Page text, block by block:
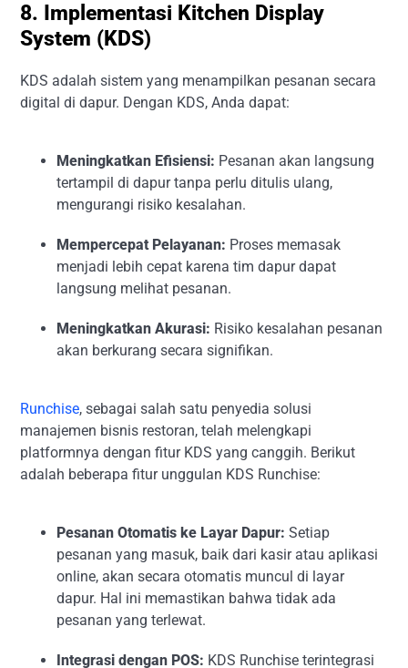
8. Implementasi Kitchen Display
System (KDS)
KDS adalah sistem yang menampilkan pesanan secara
digital di dapur. Dengan KDS, Anda dapat:
Meningkatkan Efisiensi: Pesanan akan langsung
tertampil di dapur tanpa perlu ditulis ulang,
mengurangi risiko kesalahan.
Mempercepat Pelayanan: Proses memasak
menjadi lebih cepat karena tim dapur dapat
langsung melihat pesanan.
Meningkatkan Akurasi: Risiko kesalahan pesanan
akan berkurang secara signifikan.
Runchise, sebagai salah satu penyedia solusi
manajemen bisnis restoran, telah melengkapi
platformnya dengan fitur KDS yang canggih. Berikut
adalah beberapa fitur unggulan KDS Runchise:
Pesanan Otomatis ke Layar Dapur: Setiap
pesanan yang masuk, baik dari kasir atau aplikasi
online, akan secara otomatis muncul di layar
dapur. Hal ini memastikan bahwa tidak ada
pesanan yang terlewat.
Integrasi dengan POS: KDS Runchise terintegrasi